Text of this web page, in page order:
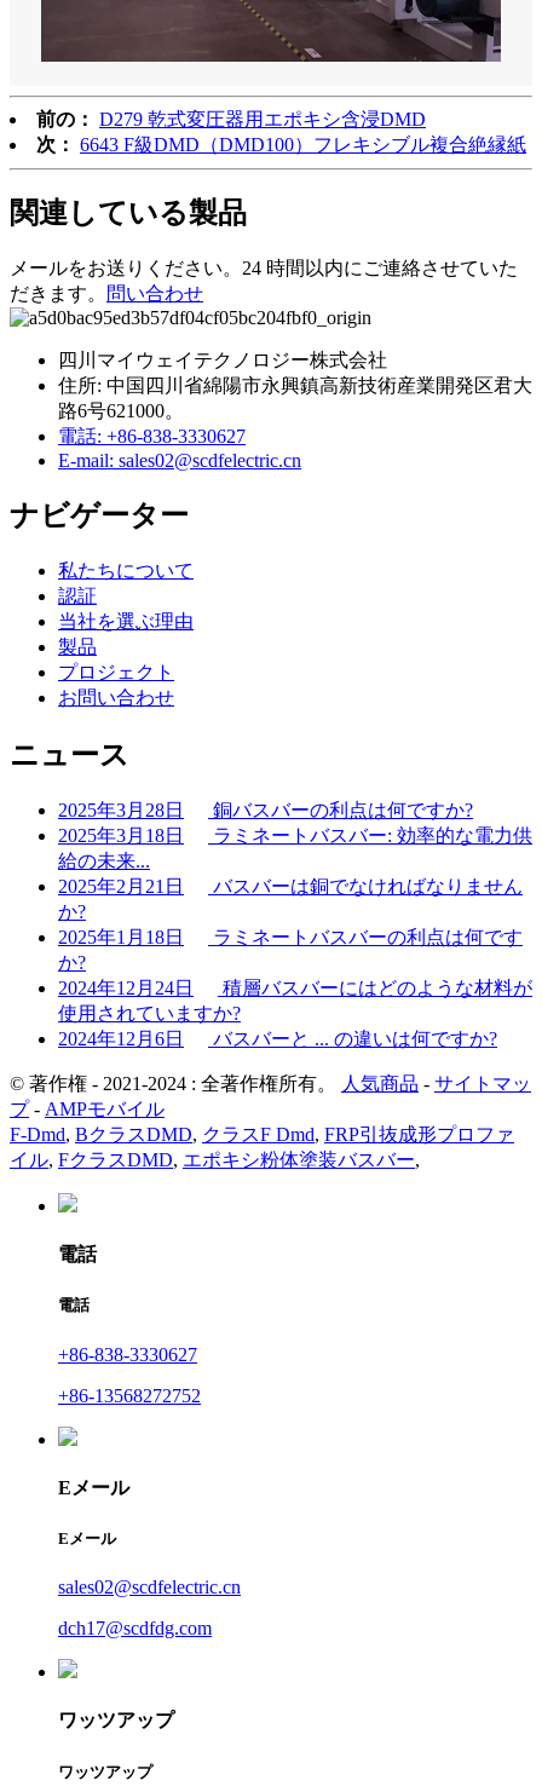
前の： D279 乾式変圧器用エポキシ含浸DMD
次： 6643 F級DMD（DMD100）フレキシブル複合絶縁紙
関連している製品
メールをお送りください。24 時間以内にご連絡させていた
だきます。
問い合わせ
四川マイウェイテクノロジー株式会社
住所: 中国四川省綿陽市永興鎮高新技術産業開発区君大
路6号621000。
電話: +86-838-3330627
E-mail: sales02@scdfelectric.cn
ナビゲーター
私たちについて
認証
当社を選ぶ理由
製品
プロジェクト
お問い合わせ
ニュース
2025年3月28日
銅バスバーの利点は何ですか?
2025年3月18日
ラミネートバスバー: 効率的な電力供
給の未来...
2025年2月21日
バスバーは銅でなければなりません
か?
2025年1月18日
ラミネートバスバーの利点は何です
か?
2024年12月24日
積層バスバーにはどのような材料が
使用されていますか?
2024年12月6日
バスバーと ... の違いは何ですか?
© 著作権 - 2021-2024 : 全著作権所有。 人気商品 - サイトマッ
プ- AMPモバイル
F-Dmd, BクラスDMD, クラスF Dmd, FRP引抜成形プロファ
イル, FクラスDMD, エポキシ粉体塗装バスバー,
電話
電話
+86-838-3330627
+86-13568272752
Eメール
Eメール
sales02@scdfelectric.cn
dch17@scdfdg.com
ワッツアップ
ワッツアップ